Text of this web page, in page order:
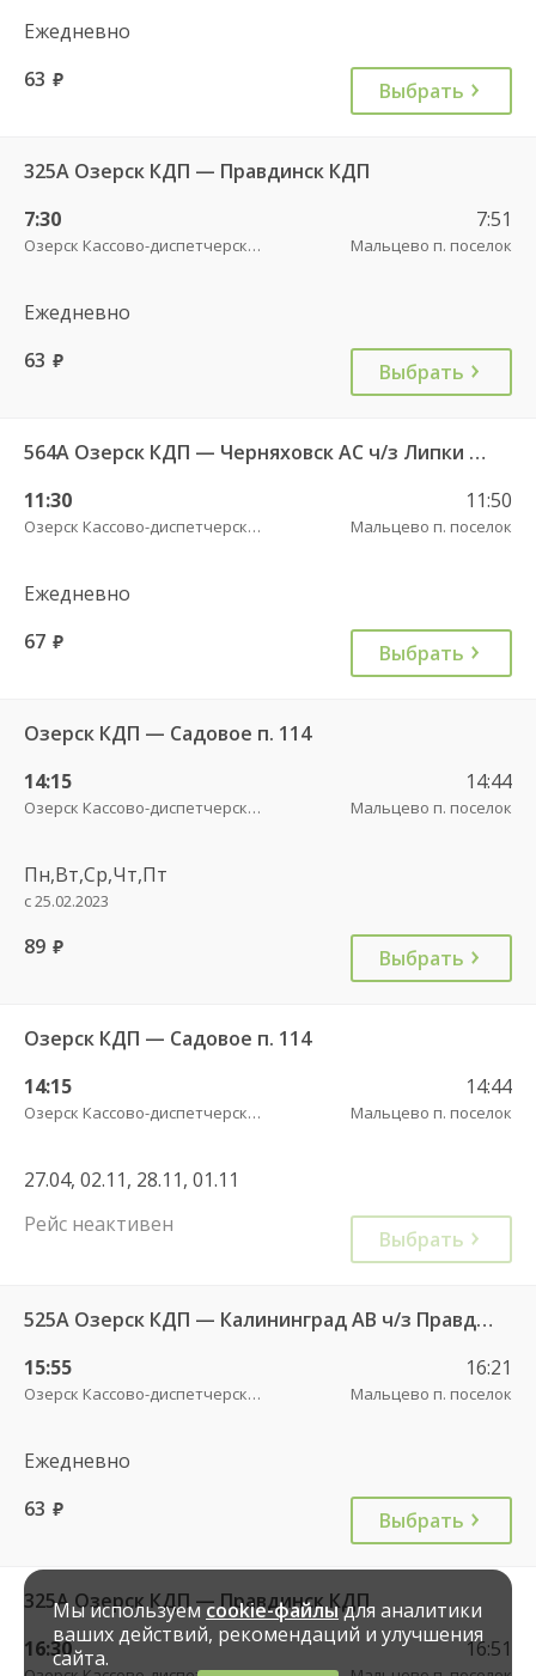
Ежедневно
63 руб. Выбрать
325А Озерск КДП — Правдинск КДП
7:30
Озерск Кассово-диспетчерский пункт
7:51
Мальцево п. поселок
Ежедневно
63 руб. Выбрать
564А Озерск КДП — Черняховск АС ч/з Липки п., Свобода п.
11:30
Озерск Кассово-диспетчерский пункт
11:50
Мальцево п. поселок
Ежедневно
67 руб. Выбрать
Озерск КДП — Садовое п. 114
14:15
Озерск Кассово-диспетчерский пункт
14:44
Мальцево п. поселок
Пн,Вт,Ср,Чт,Пт
с 25.02.2023
89 руб. Выбрать
Озерск КДП — Садовое п. 114
14:15
Озерск Кассово-диспетчерский пункт
14:44
Мальцево п. поселок
27.04, 02.11, 28.11, 01.11
Рейс неактивен
Выбрать
525А Озерск КДП — Калининград АВ ч/з Правдинск КДП
15:55
Озерск Кассово-диспетчерский пункт
16:21
Мальцево п. поселок
Ежедневно
63 руб. Выбрать
325А Озерск КДП — Правдинск КДП
16:30
16:51
Мы используемcookie-файлыдля аналитики
ваших действий, рекомендаций и улучшения
сайта.